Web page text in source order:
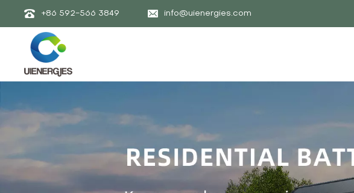
+86 592-566 3849 info@uienergies.com